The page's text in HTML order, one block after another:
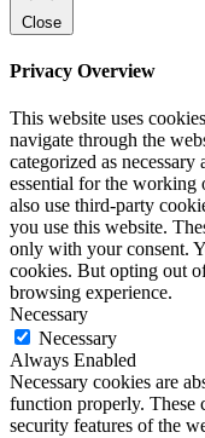
Close
Privacy Overview
This website uses
navigate through the
categorized as
essential for the working
also use third-party
you use this website.
only with your consent.
cookies. But opting out
browsing experience.
Necessary
Necessary
Always Enabled
Necessary cookies are
function properly. These
security features of the